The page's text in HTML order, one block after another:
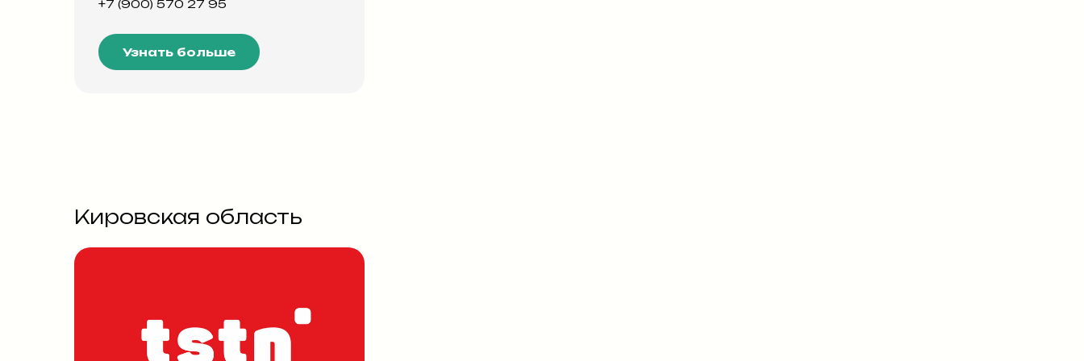
+7 (900) 570 27 95
Узнать больше
Кировская область